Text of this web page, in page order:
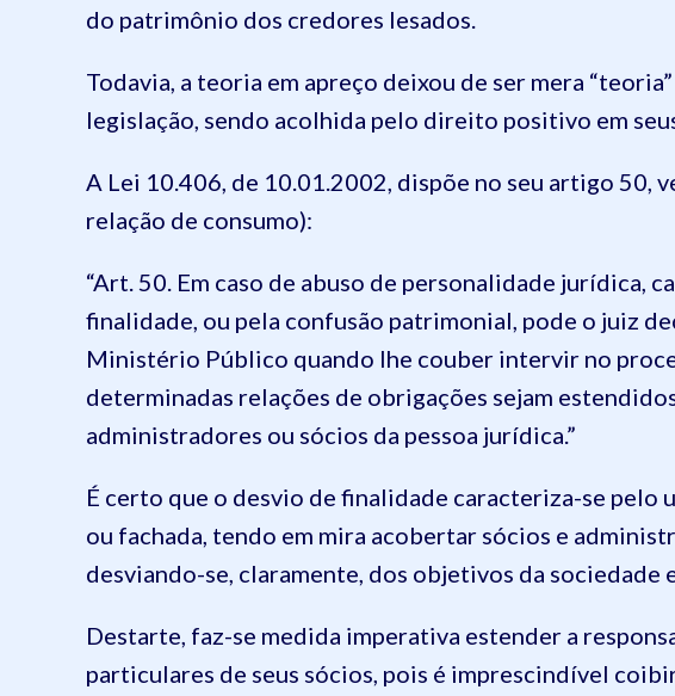
do patrimônio dos credores lesados.
Todavia, a teoria em apreço deixou de ser mera
legislação, sendo acolhida pelo direito positivo em
A Lei 10.406, de 10.01.2002, dispõe no seu artigo 50,
relação de consumo):
“Art. 50. Em caso de abuso de personalidade jurídica,
finalidade, ou pela confusão patrimonial, pode o juiz
Ministério Público quando lhe couber intervir no
determinadas relações de obrigações sejam
administradores ou sócios da pessoa jurídica.”
É certo que o desvio de finalidade caracteriza-se pelo
ou fachada, tendo em mira acobertar sócios e
desviando-se, claramente, dos objetivos da sociedade
Destarte, faz-se medida imperativa estender a
particulares de seus sócios, pois é imprescindível